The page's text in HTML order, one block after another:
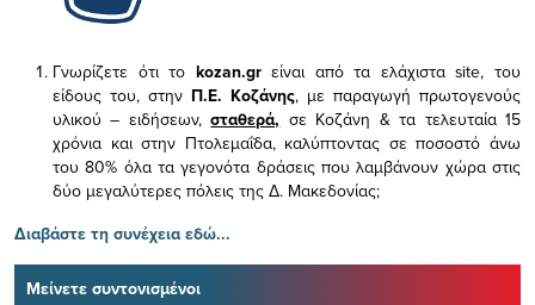
Γνωρίζετε ότι το kozan.gr είναι από τα ελάχισταsite, του
είδους του, στην Π.Ε. Κοζάνης, με παραγωγή πρωτογενούς
υλικού – ειδήσεων,σταθερά, σε Κοζάνη & τα τελευταία 15
χρόνια και στην Πτολεμαΐδα, καλύπτοντας σε ποσοστό άνω
του 80% όλα τα γεγονότα δράσεις που λαμβάνουν χώρα στις
δύο μεγαλύτερες πόλεις της Δ. Μακεδονίας;
Διαβάστε τη συνέχεια εδώ...
Μείνετε συντονισμένοι